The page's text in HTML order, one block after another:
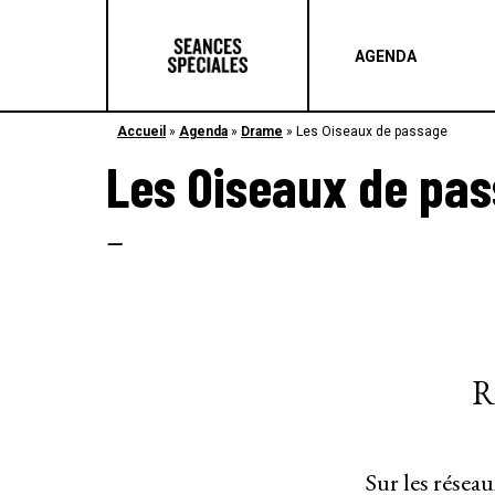
AGENDA
Accueil » Agenda » Drame » Les Oiseaux de passage
Les Oiseaux de
–
Sur les